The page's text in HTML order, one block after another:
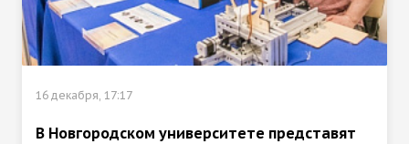
16 декабря, 17:17
В Новгородском университете представят